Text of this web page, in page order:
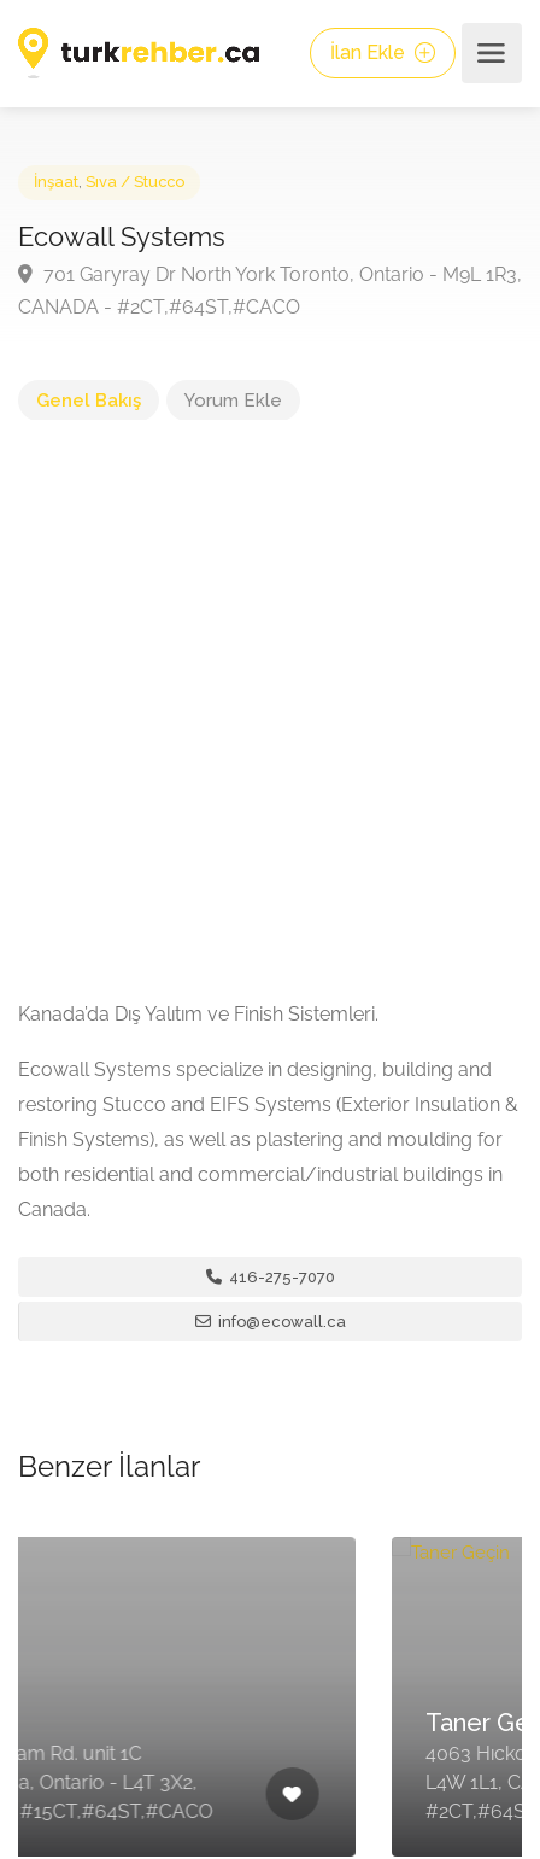
İlan Ekle
Ecowall Systems
701 Garyray Dr North York Toronto, Ontario - M9L
Genel Bakış Yorum Ekle
Kanada’da Dış Yalıtım ve Finish Sistemleri.
Ecowall Systems specialize in designing, building and
restoring Stucco and EIFS Systems (Exterior Insulation &
Finish Systems), as well as plastering and moulding for
both residential and commercial/industrial buildings in
Canada.
416-275-7070
info@ecowall.ca
Benzer İlanlar
4063 Hıckory Dr. Toronto, Ontario -
L4W 1L1, CANADA -
#2CT,#64ST,#CACO